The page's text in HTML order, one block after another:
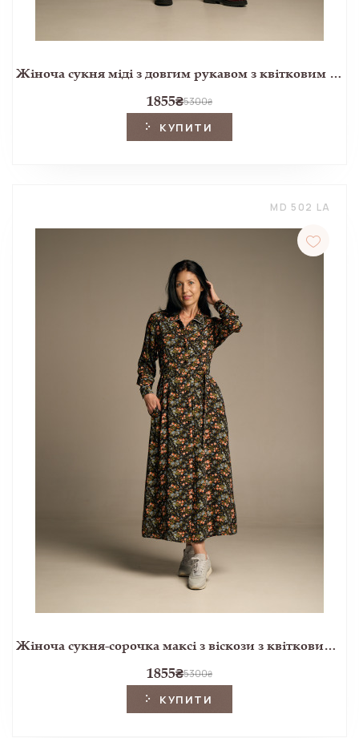
Жіноча сукня міді з довгим рукавом з квітковим принтом Ellerby black
1855₴5300₴
КУПИТИ
MD 502 LA
Жіноча сукня-сорочка максі з віскози з квітковим принтом Ellerby black
1855₴5300₴
КУПИТИ